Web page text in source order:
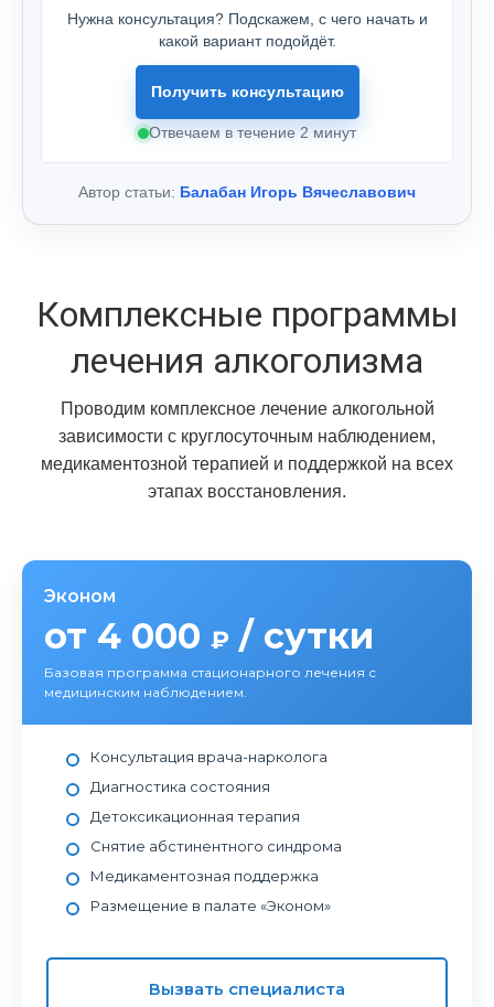
Нужна консультация? Подскажем, с чего начать и
какой вариант подойдёт.
Получить консультацию
Отвечаем в течение 2 минут
Автор статьи: Балабан Игорь Вячеславович
Комплексные программы
лечения алкоголизма
Проводим комплексное лечение алкогольной
зависимости с круглосуточным наблюдением,
медикаментозной терапией и поддержкой на всех
этапах восстановления.
Эконом
от 4 000 ₽ / сутки
Базовая программа стационарного лечения с
медицинским наблюдением.
Консультация врача-нарколога
Диагностика состояния
Детоксикационная терапия
Снятие абстинентного синдрома
Медикаментозная поддержка
Размещение в палате «Эконом»
Вызвать специалиста